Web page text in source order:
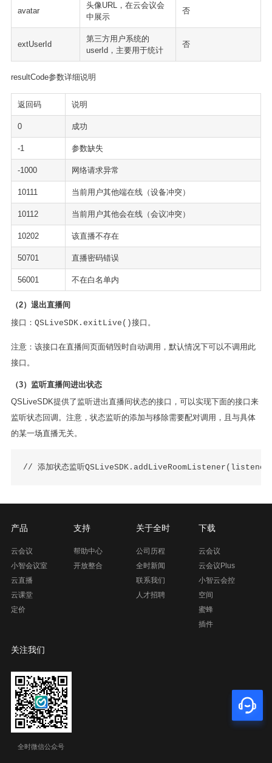
avatar
头像URL，在云会议会
中展示
否
extUserId
第三方用户系统的
userId，主要用于统计
否
resultCode参数详细说明
返回码 说明
0 成功
-1 参数缺失
-1000 网络请求异常
10111 当前用户其他端在线（设备冲突）
10112 当前用户其他会在线（会议冲突）
10202 该直播不存在
50701 直播密码错误
56001 不在白名单内
（2）退出直播间
接口： QSLiveSDK.exitLive()接口。
注意：该接口在直播间页面销毁时自动调用，默认情况下可以不调用此
接口。
（3）监听直播间进出状态
QSLiveSDK提供了监听进出直播间状态的接口，可以实现下面的接口来
监听状态回调。注意，状态监听的添加与移除需要配对调用，且与具体
的某一场直播无关。
产品
云会议
小智会议室
云直播
云课堂
定价
支持
帮助中心
开放整合
关于全时
公司历程
全时新闻
联系我们
人才招聘
下载
云会议
云会议Plus
小智云会控
空间
蜜蜂
插件
关注我们
全时微信公众号